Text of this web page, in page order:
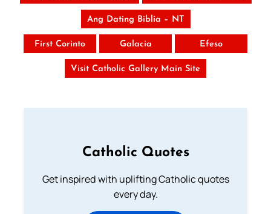
Ang Dating Biblia – NT
First Corinto Galacia Efeso
Visit Catholic Gallery Main Site
Catholic Quotes
Get inspired with uplifting Catholic quotes
every day.